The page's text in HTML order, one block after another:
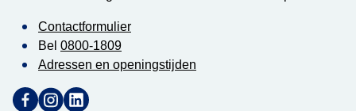
Contactformulier
Bel 0800-1809
Adressen en openingstijden